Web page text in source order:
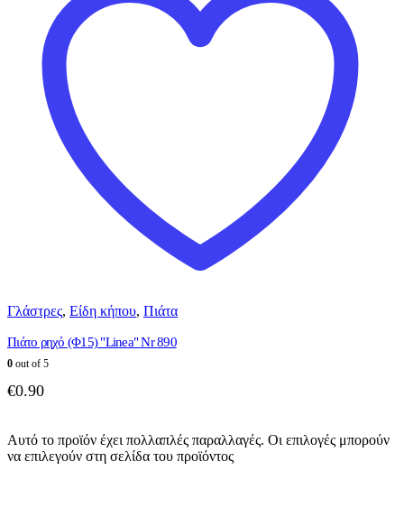
Γλάστρες, Είδη κήπου, Πιάτα
Πιάτο ρηχό (Φ15) "Linea" Nr 890
0 out of 5
€0.90
Αυτό το προϊόν έχει πολλαπλές παραλλαγές. Οι επιλογές μπορούν
να επιλεγούν στη σελίδα του προϊόντος